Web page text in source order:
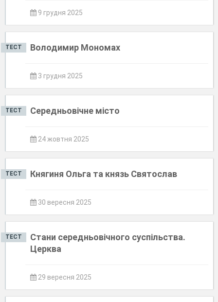
9 грудня 2025
ТЕСТ Володимир Мономах
3 грудня 2025
ТЕСТ Середньовічне місто
24 жовтня 2025
ТЕСТ Княгиня Ольга та князь Святослав
30 вересня 2025
ТЕСТ
Стани середньовічного суспільства.
Церква
29 вересня 2025